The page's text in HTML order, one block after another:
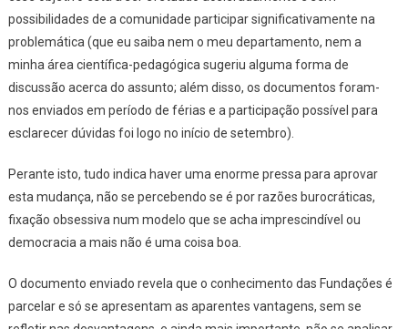
possibilidades de a comunidade participar significativamente na
problemática (que eu saiba nem o meu departamento, nem a
minha área científica-pedagógica sugeriu alguma forma de
discussão acerca do assunto; além disso, os documentos foram-
nos enviados em período de férias e a participação possível para
esclarecer dúvidas foi logo no início de setembro).
Perante isto, tudo indica haver uma enorme pressa para aprovar
esta mudança, não se percebendo se é por razões burocráticas,
fixação obsessiva num modelo que se acha imprescindível ou
democracia a mais não é uma coisa boa.
O documento enviado revela que o conhecimento das Fundações é
parcelar e só se apresentam as aparentes vantagens, sem se